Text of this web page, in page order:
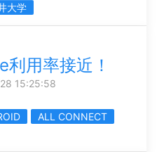
大学
利用率接近！
15:25:58
ALL CONNECT